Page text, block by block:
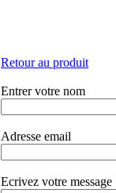
Retour au produit
Entrer votre nom
Adresse email
Ecrivez votre message